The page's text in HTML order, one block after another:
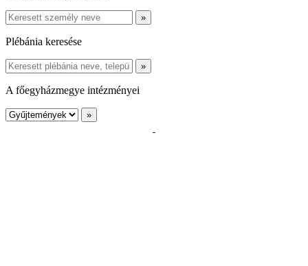
Plébánia keresése
A főegyházmegye intézményei